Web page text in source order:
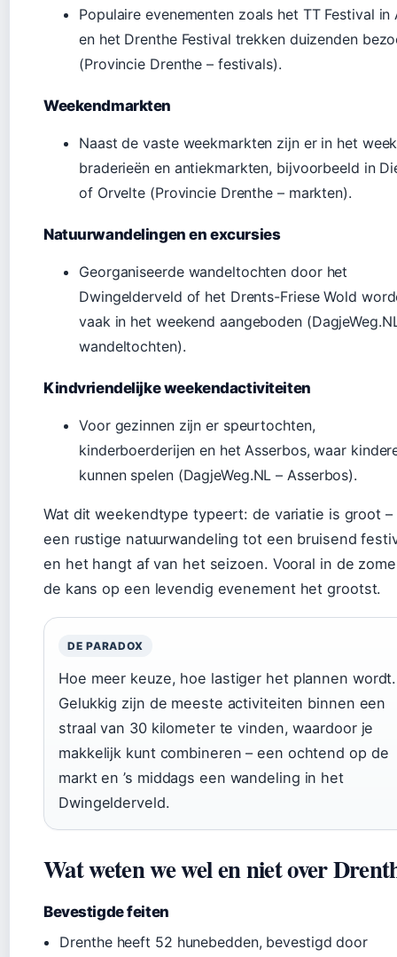
Populaire evenementen zoals het TT Festival in
en het Drenthe Festival trekken duizenden
(Provincie Drenthe – festivals).
Weekendmarkten
Naast de vaste weekmarkten zijn er in het
braderieën en antiekmarkten, bijvoorbeeld in
of Orvelte (Provincie Drenthe – markten).
Natuurwandelingen en excursies
Georganiseerde wandeltochten door het
Dwingelderveld of het Drents-Friese Wold
vaak in het weekend aangeboden
wandeltochten).
Kindvriendelijke weekendactiviteiten
Voor gezinnen zijn er speurtochten,
kinderboerderijen en het Asserbos, waar
kunnen spelen (DagjeWeg.NL – Asserbos).
Wat dit weekendtype typeert: de variatie is groot –
een rustige natuurwandeling tot een bruisend
en het hangt af van het seizoen. Vooral in de
de kans op een levendig evenement het grootst.
DE PARADOX
Hoe meer keuze, hoe lastiger het plannen wordt.
Gelukkig zijn de meeste activiteiten binnen een
straal van 30 kilometer te vinden, waardoor je
makkelijk kunt combineren – een ochtend op de
markt en ’s middags een wandeling in het
Dwingelderveld.
Wat weten we wel en niet over
Bevestigde feiten
Drenthe heeft 52 hunebedden, bevestigd door